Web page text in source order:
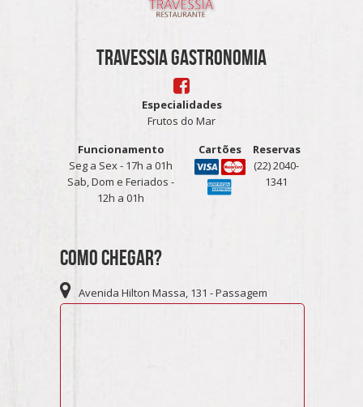
TRAVESSIA GASTRONOMIA
Especialidades
Frutos do Mar
Funcionamento
Seg a Sex - 17h a 01h
Sab, Dom e Feriados -
12h a 01h
Cartões
Reservas
(22) 2040-
1341
Como Chegar?
Avenida Hilton Massa, 131 - Passagem